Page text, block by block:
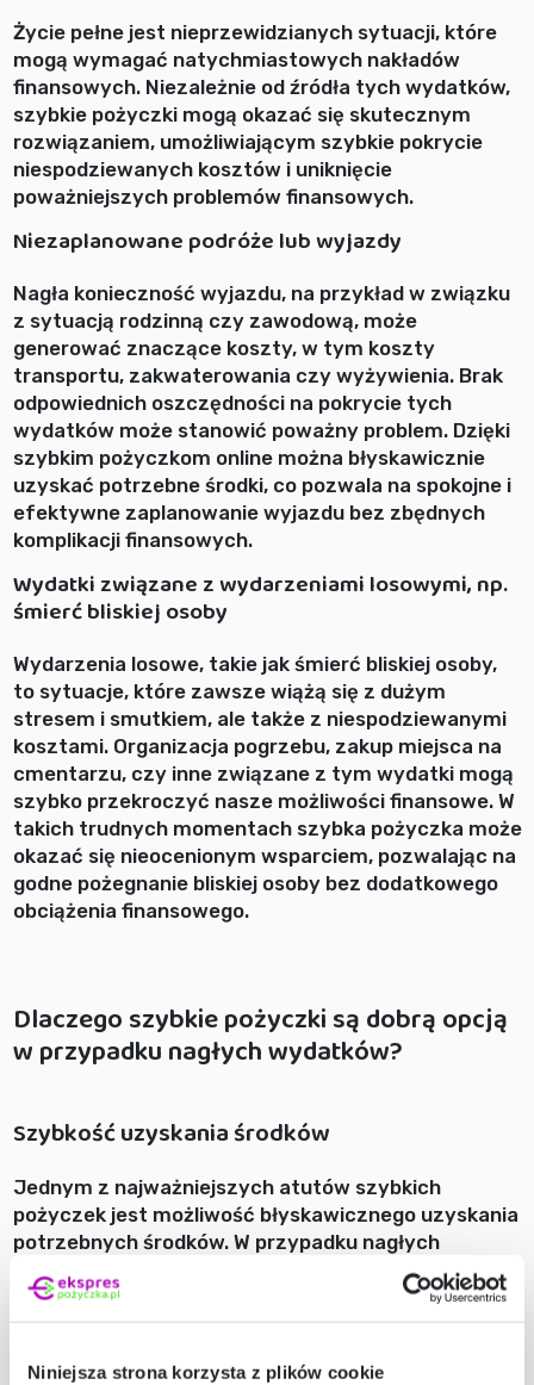
Niniejsza strona korzysta z plików cookie
Życie pełne jest nieprzewidzianych sytuacji, które
mogą wymagać natychmiastowych nakładów
finansowych. Niezależnie od źródła tych wydatków,
szybkie pożyczki mogą okazać się skutecznym
rozwiązaniem, umożliwiającym szybkie pokrycie
niespodziewanych kosztów i uniknięcie
poważniejszych problemów finansowych.
Niezaplanowane podróże lub wyjazdy
Nagła konieczność wyjazdu, na przykład w związku
z sytuacją rodzinną czy zawodową, może
generować znaczące koszty, w tym koszty
transportu, zakwaterowania czy wyżywienia. Brak
odpowiednich oszczędności na pokrycie tych
wydatków może stanowić poważny problem. Dzięki
szybkim pożyczkom online można błyskawicznie
uzyskać potrzebne środki, co pozwala na spokojne i
efektywne zaplanowanie wyjazdu bez zbędnych
komplikacji finansowych.
Wydatki związane z wydarzeniami losowymi, np.
śmierć bliskiej osoby
Wydarzenia losowe, takie jak śmierć bliskiej osoby,
to sytuacje, które zawsze wiążą się z dużym
stresem i smutkiem, ale także z niespodziewanymi
kosztami. Organizacja pogrzebu, zakup miejsca na
cmentarzu, czy inne związane z tym wydatki mogą
szybko przekroczyć nasze możliwości finansowe. W
takich trudnych momentach szybka pożyczka może
okazać się nieocenionym wsparciem, pozwalając na
godne pożegnanie bliskiej osoby bez dodatkowego
obciążenia finansowego.
Dlaczego szybkie pożyczki są dobrą opcją
w przypadku nagłych wydatków?
Szybkość uzyskania środków
Jednym z najważniejszych atutów szybkich
pożyczek jest możliwość błyskawicznego uzyskania
potrzebnych środków. W przypadku nagłych
wydatków czas odgrywa kluczową rolę, a
tradycyjne formy finansowania, takie jak kredyty
bankowe, mogą być zbyt czasochłonne i formalne.
natychmiastowe działanie w sytuacjach